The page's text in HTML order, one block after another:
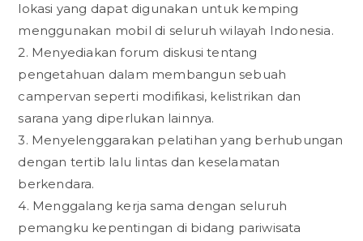
lokasi yang dapat digunakan untuk kemping
menggunakan mobil di seluruh wilayah Indonesia.
2. Menyediakan forum diskusi tentang
pengetahuan dalam membangun sebuah
campervan seperti modifikasi, kelistrikan dan
sarana yang diperlukan lainnya.
3. Menyelenggarakan pelatihan yang berhubungan
dengan tertib lalu lintas dan keselamatan
berkendara.
4. Menggalang kerja sama dengan seluruh
pemangku kepentingan di bidang pariwisata